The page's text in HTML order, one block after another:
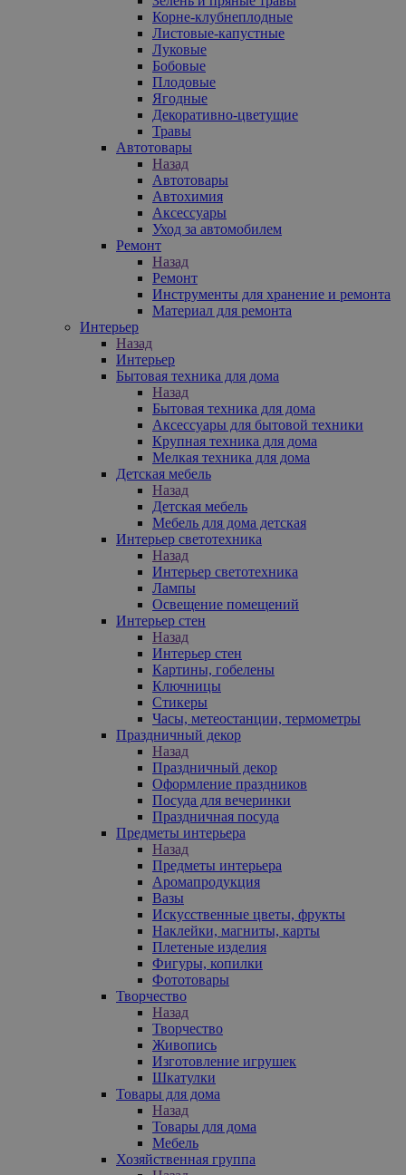
Корне-клубнеплодные
Листовые-капустные
Луковые
Бобовые
Плодовые
Ягодные
Декоративно-цветущие
Травы
Автотовары
Назад
Автотовары
Автохимия
Аксессуары
Уход за автомобилем
Ремонт
Назад
Ремонт
Инструменты для хранение и ремонта
Материал для ремонта
Интерьер
Назад
Интерьер
Бытовая техника для дома
Назад
Бытовая техника для дома
Аксессуары для бытовой техники
Крупная техника для дома
Мелкая техника для дома
Детская мебель
Назад
Детская мебель
Мебель для дома детская
Интерьер светотехника
Назад
Интерьер светотехника
Лампы
Освещение помещений
Интерьер стен
Назад
Интерьер стен
Картины, гобелены
Ключницы
Стикеры
Часы, метеостанции, термометры
Праздничный декор
Назад
Праздничный декор
Оформление праздников
Посуда для вечеринки
Праздничная посуда
Предметы интерьера
Назад
Предметы интерьера
Аромапродукция
Вазы
Искусственные цветы, фрукты
Наклейки, магниты, карты
Плетеные изделия
Фигуры, копилки
Фототовары
Творчество
Назад
Творчество
Живопись
Изготовление игрушек
Шкатулки
Товары для дома
Назад
Товары для дома
Мебель
Хозяйственная группа